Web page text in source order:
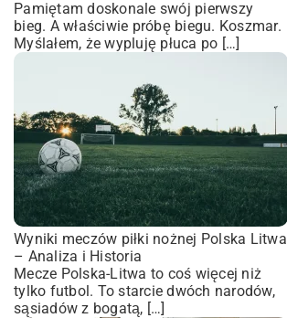
Pamiętam doskonale swój pierwszy
bieg. A właściwie próbę biegu. Koszmar.
Myślałem, że wypluję płuca po […]
Wyniki meczów piłki nożnej Polska Litwa
– Analiza i Historia
Mecze Polska-Litwa to coś więcej niż
tylko futbol. To starcie dwóch narodów,
sąsiadów z bogatą, […]